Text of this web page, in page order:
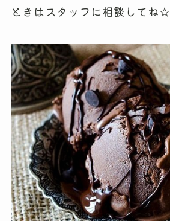
ときはスタッフに相談してね☆